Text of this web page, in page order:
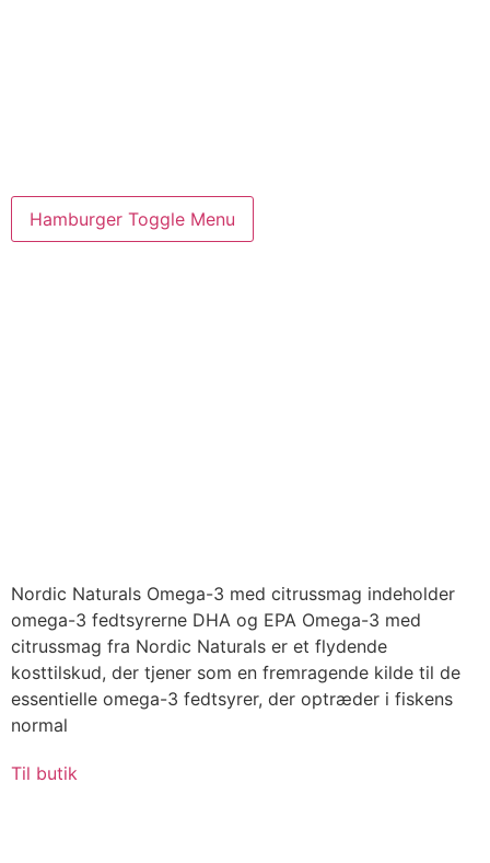
Hamburger Toggle Menu
Nordic Naturals Omega-3 med citrussmag indeholder
omega-3 fedtsyrerne DHA og EPA Omega-3 med
citrussmag fra Nordic Naturals er et flydende
kosttilskud, der tjener som en fremragende kilde til de
essentielle omega-3 fedtsyrer, der optræder i fiskens
normal
Til butik